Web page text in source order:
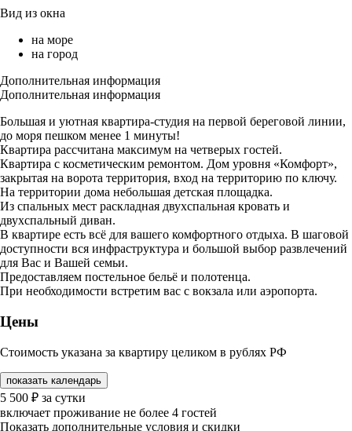
Вид из окна
на море
на город
Дополнительная информация
Дополнительная информация
Большая и уютная квартира-студия на первой береговой линии,
до моря пешком менее 1 минуты!
Квартира рассчитана максимум на четверых гостей.
Квартира с косметическим ремонтом. Дом уровня «Комфорт»,
закрытая на ворота территория, вход на территорию по ключу.
На территории дома небольшая детская площадка.
Из спальных мест раскладная двухспальная кровать и
двухспальный диван.
В квартире есть всё для вашего комфортного отдыха. В шаговой
доступности вся инфраструктура и большой выбор развлечений
для Вас и Вашей семьи.
Предоставляем постельное бельё и полотенца.
При необходимости встретим вас с вокзала или аэропорта.
Цены
Стоимость указана за квартиру целиком в рублях РФ
показать календарь
5 500 ₽ за сутки
включает проживание не более 4 гостей
Показать дополнительные условия и скидки